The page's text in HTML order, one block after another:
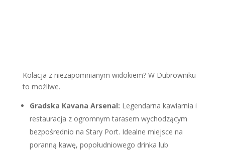
Kolacja z niezapomnianym widokiem? W Dubrowniku
to możliwe.
Gradska Kavana Arsenal: Legendarna kawiarnia i
restauracja z ogromnym tarasem wychodzącym
bezpośrednio na Stary Port. Idealne miejsce na
poranną kawę, popołudniowego drinka lub